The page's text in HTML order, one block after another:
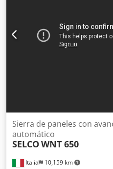
Italia 10,159 km
Sierra de paneles con
automático
SELCOWNT 650